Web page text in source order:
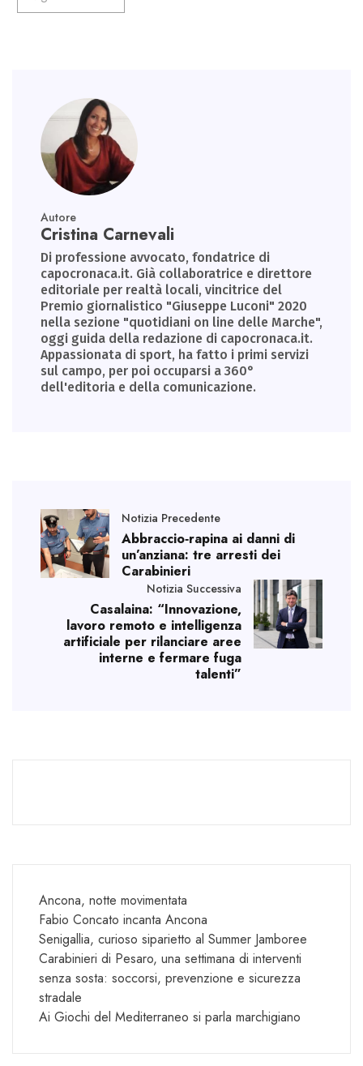
Autore
Cristina Carnevali
Di professione avvocato, fondatrice di
capocronaca.it. Già collaboratrice e direttore
editoriale per realtà locali, vincitrice del
Premio giornalistico "Giuseppe Luconi" 2020
nella sezione "quotidiani on line delle Marche",
oggi guida della redazione di capocronaca.it.
Appassionata di sport, ha fatto i primi servizi
sul campo, per poi occuparsi a 360°
dell'editoria e della comunicazione.
Notizia Precedente
Abbraccio‑rapina ai danni di
un’anziana: tre arresti dei
Carabinieri
Notizia Successiva
Casalaina: “Innovazione,
lavoro remoto e intelligenza
artificiale per rilanciare aree
interne e fermare fuga
talenti”
Ancona, notte movimentata
Fabio Concato incanta Ancona
Senigallia, curioso siparietto al Summer Jamboree
Carabinieri di Pesaro, una settimana di interventi
senza sosta: soccorsi, prevenzione e sicurezza
stradale
Ai Giochi del Mediterraneo si parla marchigiano